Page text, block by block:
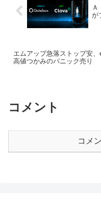
が
エムアップ急落ストップ安
高値つかみのパニック売り
コメント
コメ